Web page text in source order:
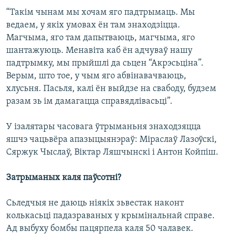
“Такім чынам мы хочам яго падтрымаць. Мы
ведаем, у якіх умовах ён там знаходзіцца.
Магчыма, яго там дапытваюць, магчыма, яго
шантажуюць. Менавіта каб ён адчуваў нашу
падтрымку, мы прыйшлі да сьцен “Акрэсьціна”.
Верым, што тое, у чым яго абвінавачваюць,
хлусьня. Пасьля, калі ён выйдзе на свабоду, будзем
разам зь ім дамагацца справядлівасьці”.
У ізалятары часовага ўтрыманьня знаходзяцца
яшчэ чацьвёра апазыцыянэраў: Міраслаў Лазоўскі,
Сяржук Чыслаў, Віктар Ляшчынскі і Антон Койпіш.
Затрыманых каля паўсотні?
Сьледчыя не даюць ніякіх зьвестак наконт
колькасьці падазраваных у крымінальнай справе.
Ад выбуху бомбы пацярпела каля 50 чалавек.